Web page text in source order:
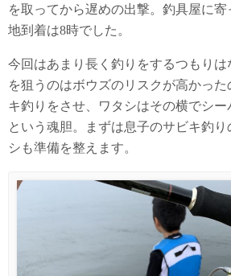
を取ってから遅めの出撃。釣具屋に
地到着は8時でした。
今回はあまり長く釣りをするつもり
を狙うのはボウズのリスクが高かっ
キ釣りをさせ、ワタシはその横でシー
という魂胆。まずは息子のサビキ釣り
シも準備を整えます。